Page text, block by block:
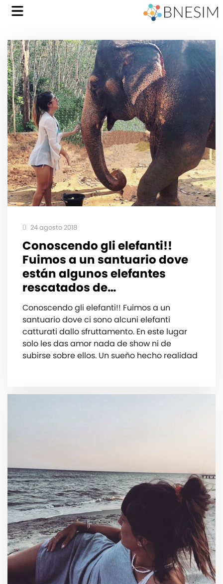
24 agosto 2018
Conoscendo gli elefanti!!
Fuimos a un santuario dove
están algunos elefantes
rescatados de…
Conoscendo gli elefanti!! Fuimos a un
santuario dove ci sono alcuni elefanti
catturati dallo sfruttamento. En este lugar
solo les das amor️ nada de show ni de
subirse sobre ellos. Un sueño hecho realidad